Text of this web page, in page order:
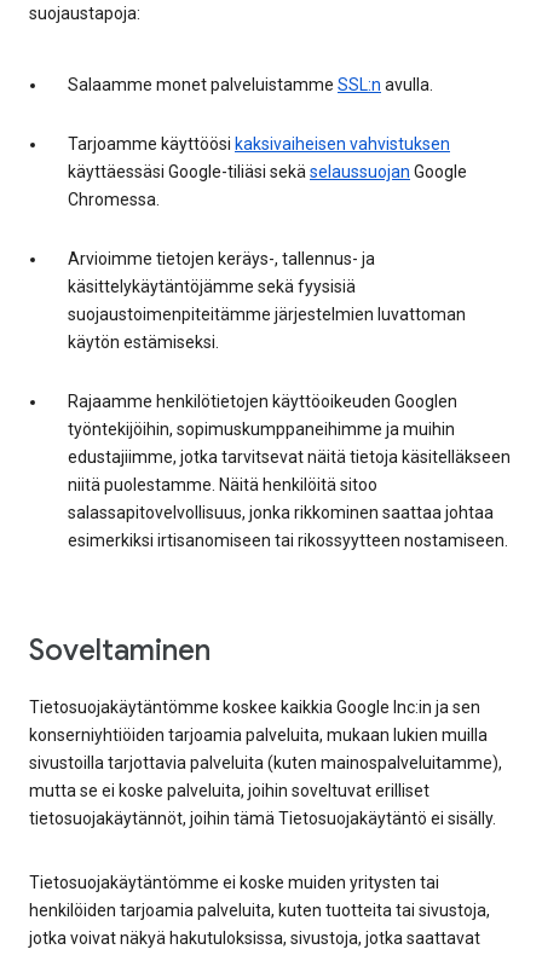
suojaustapoja:
Salaamme monet palveluistamme SSL:n avulla.
Tarjoamme käyttöösi kaksivaiheisen vahvistuksen
käyttäessäsi Google-tiliäsi sekäselaussuojan Google
Chromessa.
Arvioimme tietojen keräys-, tallennus- ja
käsittelykäytäntöjämme sekä fyysisiä
suojaustoimenpiteitämme järjestelmien luvattoman
käytön estämiseksi.
Rajaamme henkilötietojen käyttöoikeuden Googlen
työntekijöihin, sopimuskumppaneihimme ja muihin
edustajiimme, jotka tarvitsevat näitä tietoja käsitelläkseen
niitä puolestamme. Näitä henkilöitä sitoo
salassapitovelvollisuus, jonka rikkominen saattaa johtaa
esimerkiksi irtisanomiseen tai rikossyytteen nostamiseen.
Soveltaminen
Tietosuojakäytäntömme koskee kaikkia Google Inc:in ja sen
konserniyhtiöiden tarjoamia palveluita, mukaan lukien muilla
sivustoilla tarjottavia palveluita (kuten mainospalveluitamme),
mutta se ei koske palveluita, joihin soveltuvat erilliset
tietosuojakäytännöt, joihin tämä Tietosuojakäytäntö ei sisälly.
Tietosuojakäytäntömme ei koske muiden yritysten tai
henkilöiden tarjoamia palveluita, kuten tuotteita tai sivustoja,
jotka voivat näkyä hakutuloksissa, sivustoja, jotka saattavat